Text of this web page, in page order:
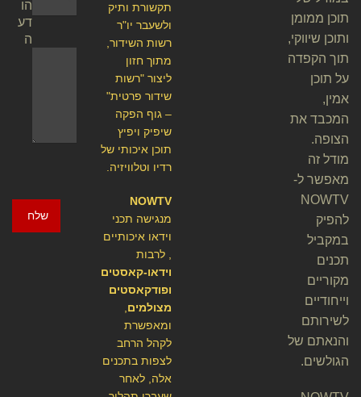
הו
דע
שלח
תקשורת ותיק
ולשעבר יו"ר
רשות השידור,
מתוך חזון
ליצור "רשות
שידור פרטית"
– גוף הפקה
שיפיק ויפיץ
תוכן איכותי של
רדיו וטלוויזיה.
NOWTV
מנגישה תכני
וידאו איכותיים
, לרבות
וידאו-קאסטים
ופודקאסטים
מצולמים,
ומאפשרת
לקהל הרחב
לצפות בתכנים
אלה, לאחר
תוכן ממומן
ותוכן שיווקי,
תוך הקפדה
על תוכן
אמין,
המכבד את
הצופה.
מודל זה
מאפשר ל-
NOWTV
להפיק
במקביל
תכנים
מקוריים
וייחודיים
לשירותם
והנאתם של
הגולשים.